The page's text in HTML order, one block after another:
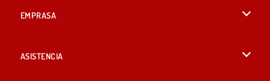
EMPRASA
ASISTENCIA